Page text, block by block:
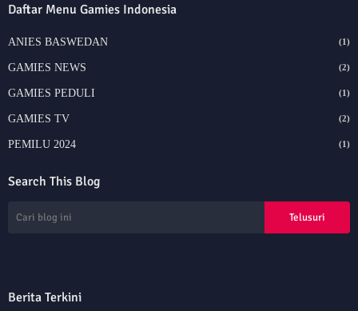
Daftar Menu Gamies Indonesia
ANIES BASWEDAN (1)
GAMIES NEWS (2)
GAMIES PEDULI (1)
GAMIES TV (2)
PEMILU 2024 (1)
Search This Blog
Berita Terkini